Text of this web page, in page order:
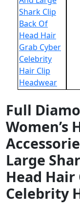
Full
Women’s
Large
Head Hair
Celebrity